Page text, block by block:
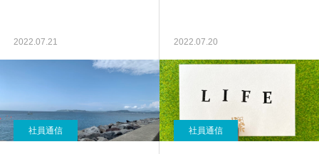
2022.07.21 2022.07.20
社員通信 社員通信